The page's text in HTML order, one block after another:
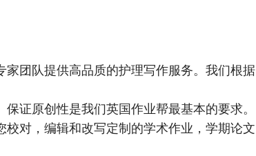
团队提供高品质的护理写作服务。我们根据
证原创性是我们英国作业帮最基本的要求。
对，编辑和改写定制的学术作业，学期论文